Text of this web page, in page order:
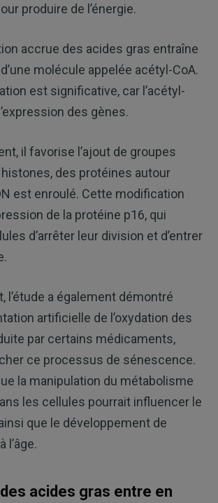
produire de l’énergie.
accrue des acides gras entraîne
molécule appelée acétyl-CoA.
est significative, car l’acétyl-
des gènes.
il favorise l’ajout de groupes
des protéines autour
est enroulé. Cette modification
de la protéine p16, qui
d’arrêter leur division et d’entrer
l’étude a également démontré
artificielle de l’oxydation des
par certains médicaments,
ce processus de sénescence.
la manipulation du métabolisme
les cellules pourrait influencer le
que le développement de
l’âge.
des acides gras entre en